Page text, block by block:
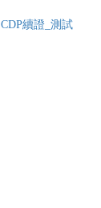
CDP續證_測試